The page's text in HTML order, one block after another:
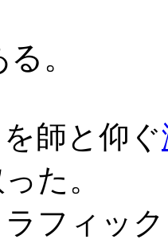
る 。
師と仰ぐ
た。
フィッ